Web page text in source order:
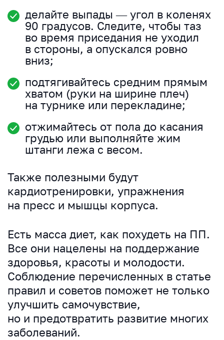
делайте выпады — угол в коленях
90 градусов. Следите, чтобы таз
во время приседания не уходил
в стороны, а опускался ровно
вниз;
подтягивайтесь средним прямым
хватом (руки на ширине плеч)
на турнике или перекладине;
отжимайтесь от пола до касания
грудью или выполняйте жим
штанги лежа с весом.
Также полезными будут
кардиотренировки, упражнения
на пресс и мышцы корпуса.
Есть масса диет, как похудеть на ПП.
Все они нацелены на поддержание
здоровья, красоты и молодости.
Соблюдение перечисленных в статье
правил и советов поможет не только
улучшить самочувствие,
но и предотвратить развитие многих
заболеваний.